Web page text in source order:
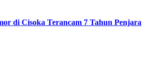
di Cisoka Terancam 7 Tahun Penjara